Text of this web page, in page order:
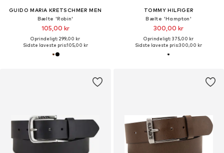
GUIDO MARIA KRETSCHMER MEN
Bælte 'Robin'
105,00 kr
Oprindeligt: 299,00 kr
Sidste laveste pris:105,00 kr
TOMMY HILFIGER
Bælte 'Hampton'
300,00 kr
Oprindeligt: 375,00 kr
Sidste laveste pris:300,00 kr